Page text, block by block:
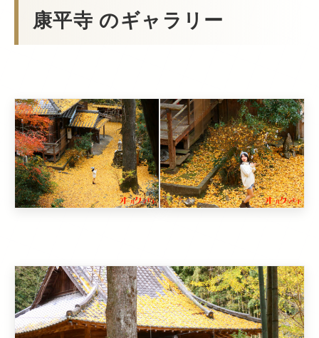
康平寺 のギャラリー